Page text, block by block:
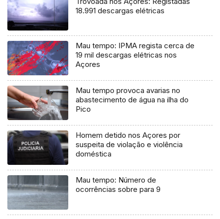
18.991 descargas elétricas
Mau tempo: IPMA regista cerca de
19 mil descargas elétricas nos
Açores
Mau tempo provoca avarias no
abastecimento de água na ilha do
Pico
Homem detido nos Açores por
suspeita de violação e violência
doméstica
Mau tempo: Número de
ocorrências sobre para 9